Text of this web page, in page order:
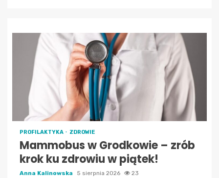
PROFILAKTYKA ZDROWIE
Mammobus w Grodkowie – zrób
krok ku zdrowiu w piątek!
Anna Kalinowska 5 sierpnia 2026 23